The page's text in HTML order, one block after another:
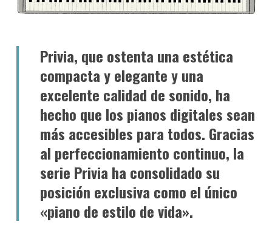
Privia, que ostenta una estética
compacta y elegante y una
excelente calidad de sonido, ha
hecho que los pianos digitales sean
más accesibles para todos. Gracias
al perfeccionamiento continuo, la
serie Privia ha consolidado su
posición exclusiva como el único
«piano de estilo de vida».